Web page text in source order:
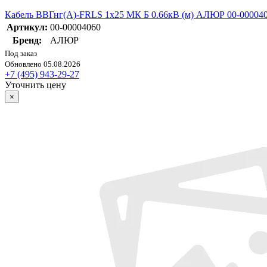
Кабель ВВГнг(А)-FRLS 1х25 МК Б 0.66кВ (м) АЛЮР 00-
Артикул: 00-00004060
Бренд:
АЛЮР
Под заказ
Обновлено 05.08.2026
+7 (495) 943-29-27
Уточнить цену
×